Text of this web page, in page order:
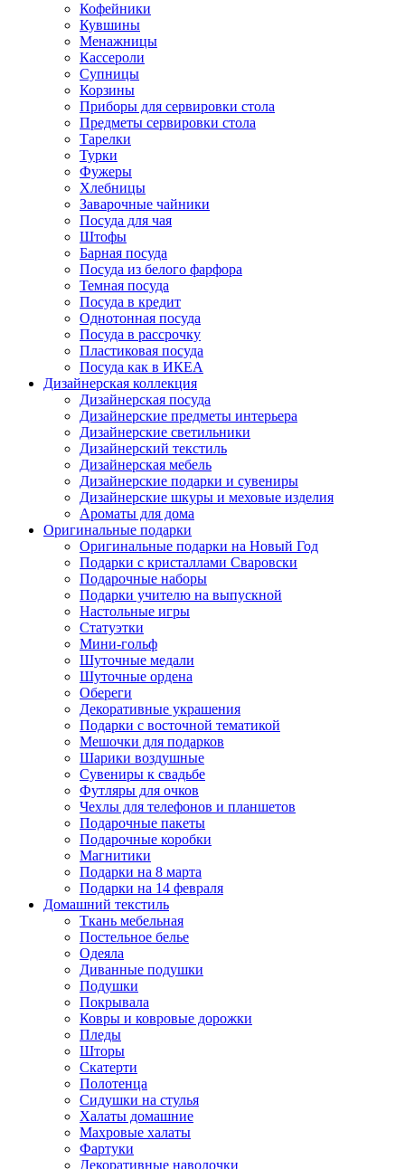
Кофейники
Кувшины
Менажницы
Кассероли
Супницы
Корзины
Приборы для сервировки стола
Предметы сервировки стола
Тарелки
Турки
Фужеры
Хлебницы
Заварочные чайники
Посуда для чая
Штофы
Барная посуда
Посуда из белого фарфора
Темная посуда
Посуда в кредит
Однотонная посуда
Посуда в рассрочку
Пластиковая посуда
Посуда как в ИКЕА
Дизайнерская коллекция
Дизайнерская посуда
Дизайнерские предметы интерьера
Дизайнерские светильники
Дизайнерский текстиль
Дизайнерская мебель
Дизайнерские подарки и сувениры
Дизайнерские шкуры и меховые изделия
Ароматы для дома
Оригинальные подарки
Оригинальные подарки на Новый Год
Подарки с кристаллами Сваровски
Подарочные наборы
Подарки учителю на выпускной
Настольные игры
Статуэтки
Мини-гольф
Шуточные медали
Шуточные ордена
Обереги
Декоративные украшения
Подарки с восточной тематикой
Мешочки для подарков
Шарики воздушные
Сувениры к свадьбе
Футляры для очков
Чехлы для телефонов и планшетов
Подарочные пакеты
Подарочные коробки
Магнитики
Подарки на 8 марта
Подарки на 14 февраля
Домашний текстиль
Ткань мебельная
Постельное белье
Одеяла
Диванные подушки
Подушки
Покрывала
Ковры и ковровые дорожки
Пледы
Шторы
Скатерти
Полотенца
Сидушки на стулья
Халаты домашние
Махровые халаты
Фартуки
Декоративные наволочки